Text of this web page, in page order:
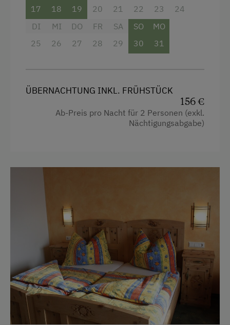
Vegetarische Küche
Österreichische Spezialitäten
Übernachtung mit Frühstück
Service
Transfer Bahnhof
WiFi
Freizeitaktivitäten am Betrieb und in der
Umgebung
Kutschenfahrten
Skifahren
Tischtennis
Wintersport
17
18
19
20
21
22
23
24
DI
25
MI
26
DO
27
FR
28
SA
29
SO
30
MO
31
ÜBERNACHTUNG INKL. FRÜHSTÜCK
156 €
Ab-Preis pro Nacht für 2 Personen (exkl.
Nächtigungsabgabe)